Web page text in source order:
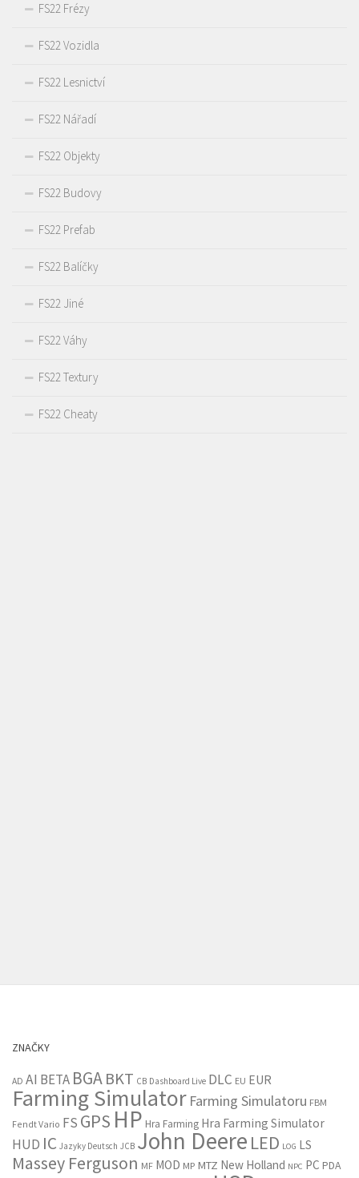
FS22 Frézy
FS22 Vozidla
FS22 Lesnictví
FS22 Nářadí
FS22 Objekty
FS22 Budovy
FS22 Prefab
FS22 Balíčky
FS22 Jiné
FS22 Váhy
FS22 Textury
FS22 Cheaty
ZNAČKY
AD AI BETA BGABKT CB Dashboard Live DLC EU EUR
Farming Simulator Farming Simulatoru FBM
Fendt Vario FS GPS HP Hra Farming Hra Farming Simulator
HUD IC Jazyky Deutsch JCB John Deere LED LOG LS
Massey Ferguson MF MOD MP MTZ New Holland NPC PC PDA